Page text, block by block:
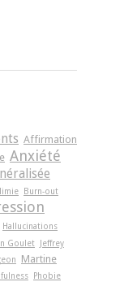
Affirmation
Anxiété
Burn-out
Hallucinations
Goulet Jeffrey
Martine
Phobie